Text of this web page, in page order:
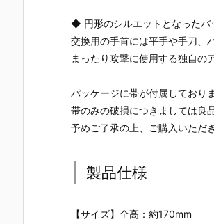
◆ 円形のシルエットとなったバ
交換用の手首には平手や手刀、
まったり攻撃に使用する独自の
パッケージに帯が付属しており
帯のみの破損につきましては良
予めご了承の上、ご購入いただ
製品仕様
【サイズ】全高：約170mm